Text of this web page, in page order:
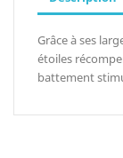
Grâce à ses
étoiles
battement